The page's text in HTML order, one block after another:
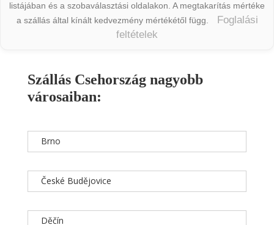
listájában és a szobaválasztási oldalakon. A megtakarítás mértéke
a szállás által kínált kedvezmény mértékétől függ.
Foglalási
feltételek
Szállás Csehország nagyobb
városaiban:
Brno
České Budějovice
Děčín